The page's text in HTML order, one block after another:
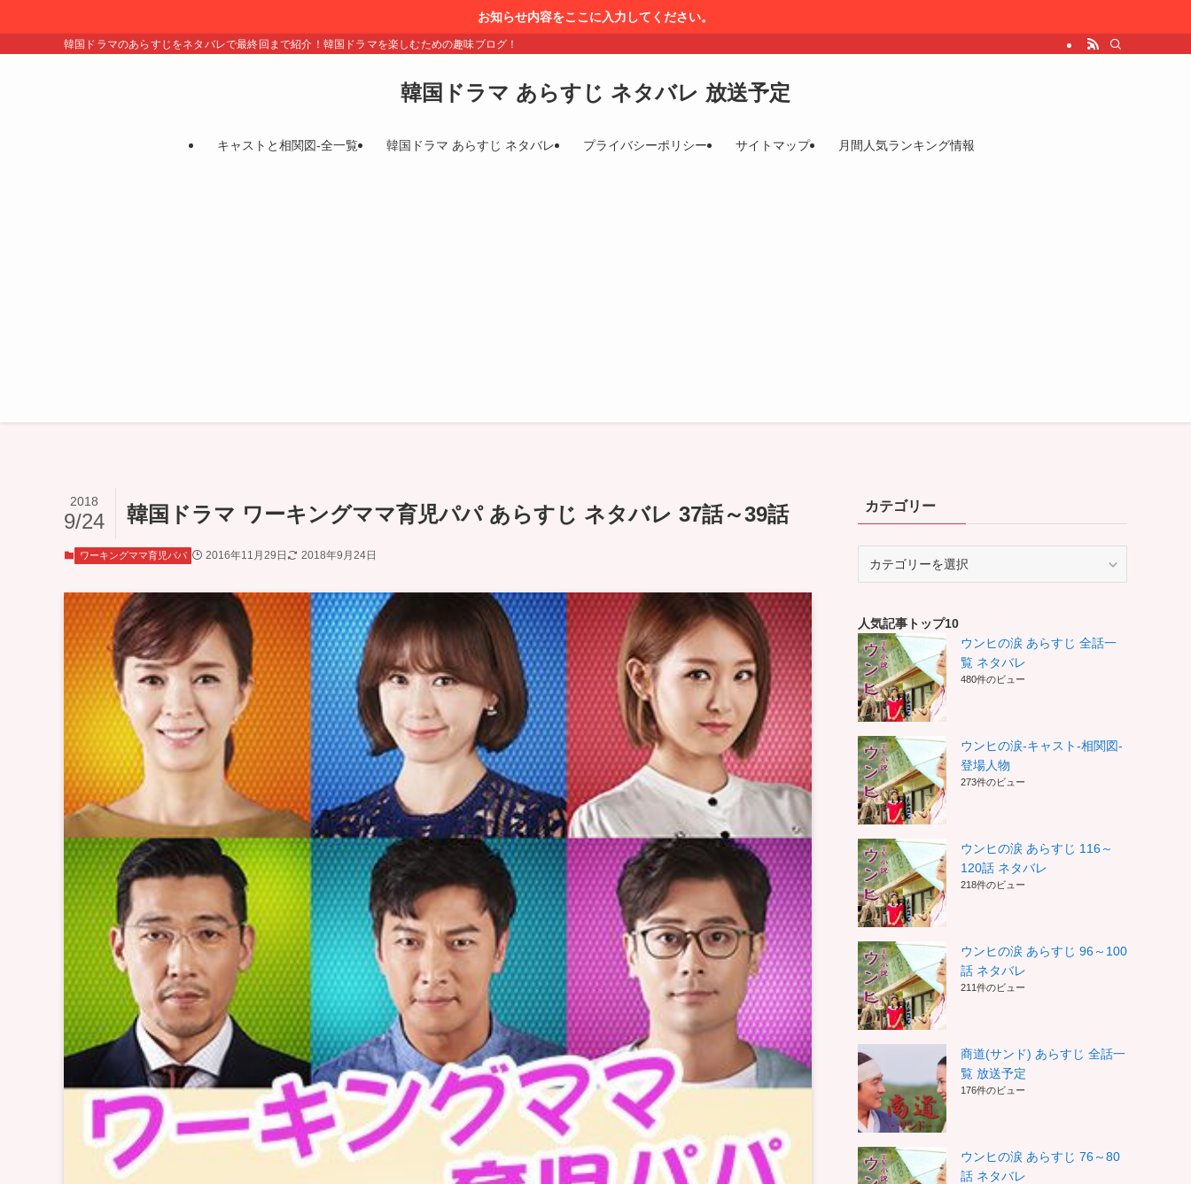
お知らせ内容をここに入力してください。
韓国ドラマのあらすじをネタバレで最終回まで紹介！韓国ドラマを楽しむための趣味ブログ！
韓国ドラマ あらすじ ネタバレ 放送予定
キャストと相関図-全一覧 韓国ドラマ あらすじ ネタバレ プライバシーポリシー サイトマップ 月間人気ランキング情報
韓国ドラマ ワーキングママ育児パパ あらすじ ネタバレ 37話～39話
2018
9/24
ワーキングママ育児パパ 2016年11月29日 2018年9月24日
カテゴリー
ー
人気記事トップ10
ウンヒの涙 あらすじ 全話一
覧 ネタバレ
480件のビュー
ウンヒの涙-キャスト-相関図-
登場人物
273件のビュー
ウンヒの涙 あらすじ 116～
120話 ネタバレ
218件のビュー
ウンヒの涙 あらすじ 96～100
話 ネタバレ
211件のビュー
商道(サンド) あらすじ 全話一
覧 放送予定
176件のビュー
ウンヒの涙 あらすじ 76～80
話 ネタバレ